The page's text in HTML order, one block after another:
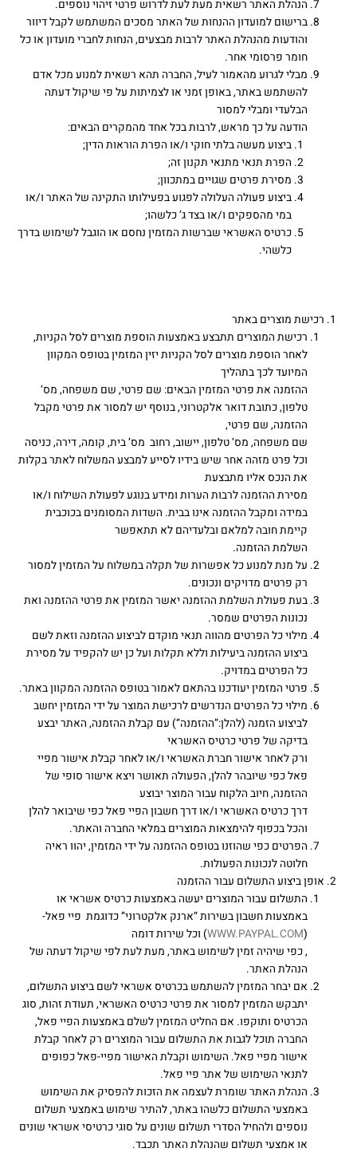
הנהלת האתר רשאית מעת לעת לדרוש פרטי זיהוי נוספים.
ברישום למועדון ההנחות של האתר מסכים המשתמש לקבל דיוור
והודעות מהנהלת האתר לרבות מבצעים, הנחות לחברי מועדון או כל
חומר פרסומי אחר.
מבלי לגרוע מהאמור לעיל, החברה תהא רשאית למנוע מכל אדם
להשתמש באתר, באופן זמני או לצמיתות על פי שיקול דעתה
הבלעדי ומבלי למסור
הודעה על כך מראש, לרבות בכל אחד מהמקרים הבאים:
ביצוע מעשה בלתי חוקי ו/או הפרת הוראות הדין;
הפרת תנאי מתנאי תקנון זה;
מסירת פרטים שגויים במתכוון;
ביצוע פעולה העלולה לפגוע בפעילותו התקינה של האתר ו/או
במי מהספקים ו/או בצד ג’ כלשהו;
כרטיס האשראי שברשות המזמין נחסם או הוגבל לשימוש בדרך
כלשהי.
רכישת מוצרים באתר
רכישת המוצרים תתבצע באמצעות הוספת מוצרים לסל הקניות,
לאחר הוספת מוצרים לסל הקניות יזין המזמין בטופס המקוון
המיועד לכך בתהליך
ההזמנה את פרטי המזמין הבאים: שם פרטי, שם משפחה, מס’
טלפון, כתובת דואר אלקטרוני, בנוסף יש למסור את פרטי מקבל
ההזמנה, שם פרטי,
שם משפחה, מס’ טלפון, יישוב, רחוב מס’ בית, קומה, דירה, כניסה
וכל פרט מזהה אחר שיש בידיו לסייע למבצע המשלוח לאתר בקלות
את הנכס אליו מתבצעת
מסירת ההזמנה לרבות הערות ומידע בנוגע לפעולת השילוח ו/או
במידה ומקבל ההזמנה אינו בבית. השדות המסומנים בכוכבית
קיימת חובה למלאם ובלעדיהם לא תתאפשר
השלמת ההזמנה.
על מנת למנוע כל אפשרות של תקלה במשלוח על המזמין למסור
רק פרטים מדויקים ונכונים.
בעת פעולת השלמת ההזמנה יאשר המזמין את פרטי ההזמנה ואת
נכונות הפרטים שמסר.
מילוי כל הפרטים מהווה תנאי מוקדם לביצוע ההזמנה וזאת לשם
ביצוע ההזמנה ביעילות וללא תקלות ועל כן יש להקפיד על מסירת
כל הפרטים במדויק.
פרטי המזמין יעודכנו בהתאם לאמור בטופס ההזמנה המקוון באתר.
מילוי כל הפרטים הנדרשים לרכישת המוצר על ידי המזמין יחשב
לביצוע הזמנה (להלן:”ההזמנה”) עם קבלת ההזמנה, האתר יבצע
בדיקה של פרטי כרטיס האשראי
ורק לאחר אישור חברת האשראי ו/או לאחר קבלת אישור מפיי
פאל כפי שיובהר להלן, הפעולה תאושר ויצא אישור סופי של
ההזמנה, חיוב הלקוח עבור המוצר יבוצע
דרך כרטיס האשראי ו/או דרך חשבון הפיי פאל כפי שיבואר להלן
והכל בכפוף להימצאות המוצרים במלאי החברה והאתר.
הפרטים כפי שהוזנו בטופס ההזמנה על ידי המזמין, יהוו ראיה
חלוטה לנכונות הפעולות.
אופן ביצוע התשלום עבור ההזמנה
התשלום עבור המוצרים יעשה באמצעות כרטיס אשראי או
באמצעות חשבון בשירות “ארנק אלקטרוני” כדוגמת פיי פאל-
(
WWW.PAYPAL.COM) וכל שירות דומה
, כפי שיהיה זמין לשימוש באתר, מעת לעת לפי שיקול דעתה של
הנהלת האתר.
אם יבחר המזמין להשתמש בכרטיס אשראי לשם ביצוע התשלום,
יתבקש המזמין למסור את פרטי כרטיס האשראי, תעודת זהות, סוג
הכרטיס ותוקפו. אם החליט המזמין לשלם באמצעות הפיי פאל,
החברה תוכל לגבות את התשלום עבור המוצרים רק לאחר קבלת
אישור מפיי פאל. השימוש וקבלת האישור מפיי-פאל כפופים
לתנאי השימוש של אתר פיי פאל.
הנהלת האתר שומרת לעצמה את הזכות להפסיק את השימוש
באמצעי התשלום כלשהו באתר, להתיר שימוש באמצעי תשלום
נוספים ולהחיל הסדרי תשלום שונים על סוגי כרטיסי אשראי שונים
או אמצעי תשלום שהנהלת האתר תכבד.